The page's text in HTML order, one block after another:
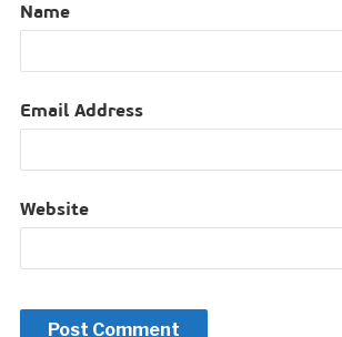
Name
Email Address
Website